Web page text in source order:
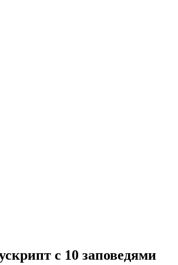
c 10 заповедями